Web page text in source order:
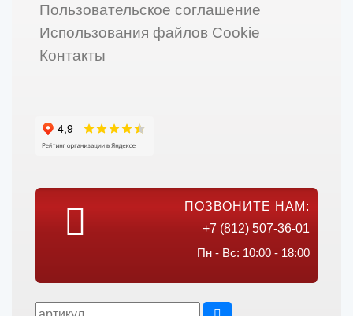
Пользовательское соглашение
Использования файлов Cookie
Контакты
ПОЗВОНИТЕ НАМ:
+7 (812) 507-36-01
Пн - Вс: 10:00 - 18:00